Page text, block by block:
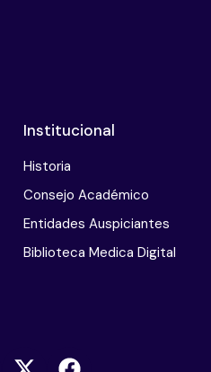
Institucional
Historia
Consejo Académico
Entidades Auspiciantes
Biblioteca Medica Digital